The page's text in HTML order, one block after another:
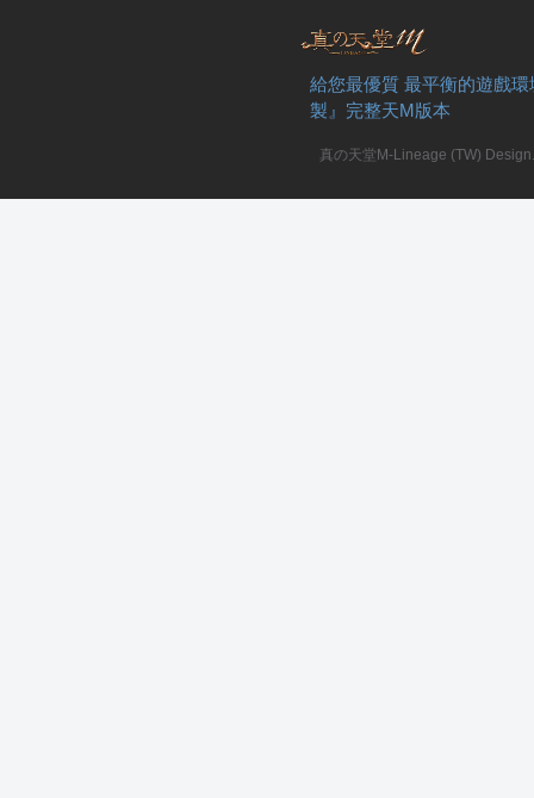
給您最優質 最平衡的遊戲
製』完整天M版本
真の天堂M-Lineage (TW)